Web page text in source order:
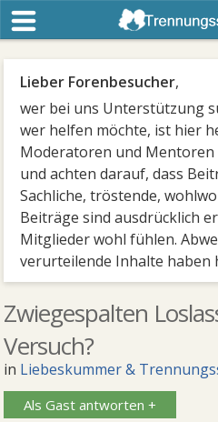
Lieber Forenbesucher,
wer bei uns Unterstützung
wer helfen möchte, ist hier
Moderatoren und Mentoren
und achten darauf, dass
Sachliche, tröstende,
Beiträge sind ausdrücklich
Mitglieder wohl fühlen.
verurteilende Inhalte haben
Zwiegespalten
Versuch?
in Liebeskummer &
Als Gast antworten +